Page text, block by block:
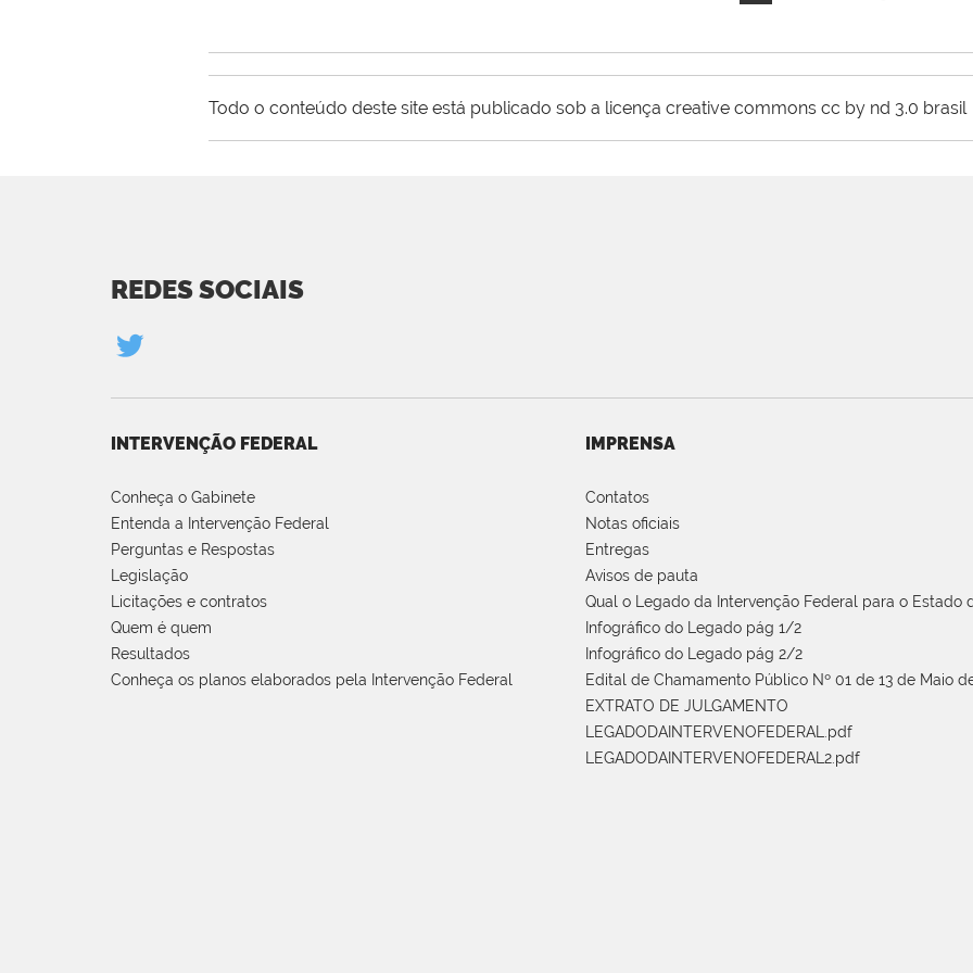
Todo o conteúdo deste site está publicado sob a licença creative commons cc by nd 3.0 brasil
REDES SOCIAIS
INTERVENÇÃO FEDERAL
Conheça o Gabinete
Entenda a Intervenção Federal
Perguntas e Respostas
Legislação
Licitações e contratos
Quem é quem
Resultados
Conheça os planos elaborados pela Intervenção Federal
IMPRENSA
Contatos
Notas oficiais
Entregas
Avisos de pauta
Qual o Legado da Intervenção Federal para o Estado
Infográfico do Legado pág 1/2
Infográfico do Legado pág 2/2
Edital de Chamamento Público Nº 01 de 13 de Maio de
EXTRATO DE JULGAMENTO
LEGADODAINTERVENOFEDERAL.pdf
LEGADODAINTERVENOFEDERAL2.pdf